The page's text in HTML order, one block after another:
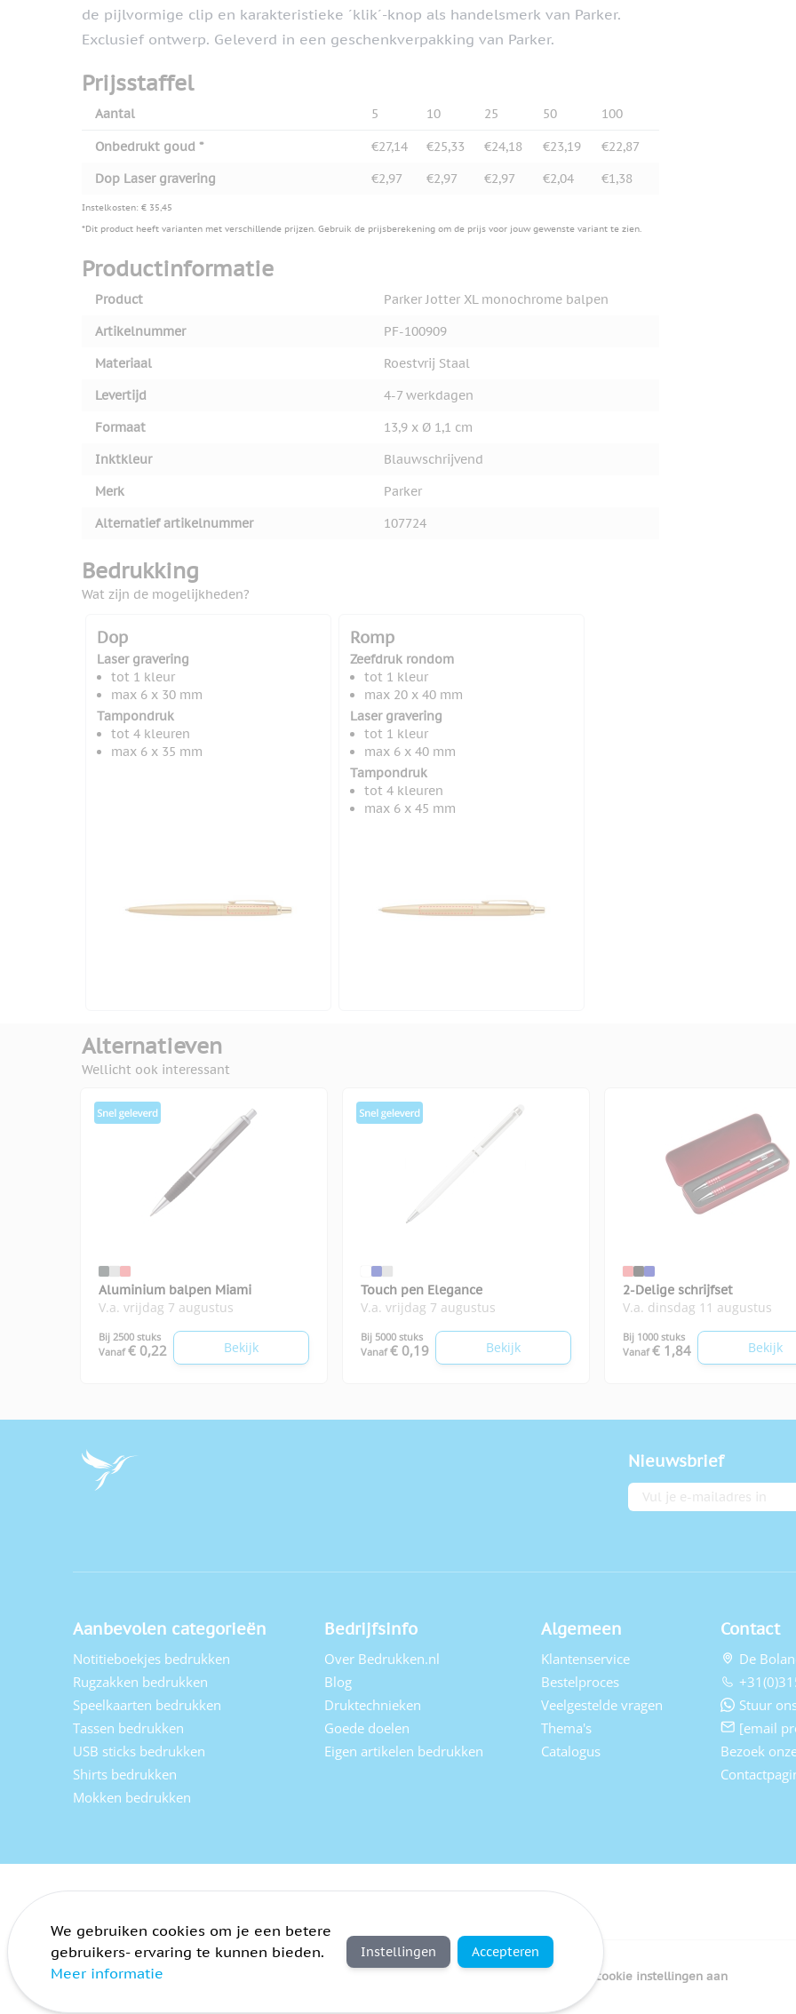
de pijlvormige clip en karakteristieke ´klik´-knop als handelsmerk van Parker.
Exclusief ontwerp. Geleverd in een geschenkverpakking van Parker.
Prijsstaffel
Aantal 5 10 25 50 100
Onbedrukt goud * €27,14 €25,33 €24,18 €23,19
€22,87
Dop Laser gravering
€2,97 €2,97 €2,97 €2,04 €1,38
Instelkosten: € 35,45
*Dit product heeft varianten met verschillende prijzen. Gebruik de prijsberekening om de prijs voor jouw gewenste variant te zien.
Productinformatie
Product
Parker Jotter XL monochrome balpen
Artikelnummer
PF-100909
Materiaal
Roestvrij Staal
Levertijd
4-7 werkdagen
Formaat
13,9 x Ø 1,1 cm
Inktkleur
Blauwschrijvend
Merk
Parker
Alternatief artikelnummer
107724
Bedrukking
Wat zijn de mogelijkheden?
Dop
Laser gravering
tot 1 kleur
max 6 x 30 mm
Tampondruk
tot 4 kleuren
max 6 x 35 mm
Romp
Zeefdruk rondom
tot 1 kleur
max 20 x 40 mm
Laser gravering
tot 1 kleur
max 6 x 40 mm
Tampondruk
tot 4 kleuren
max 6 x 45 mm
Alternatieven
Wellicht ook interessant
Aluminium balpen Miami
V.a. vrijdag 7 augustus
Bij 2500 stuks
Vanaf € 0,22 Bekijk
Touch pen Elegance
V.a. vrijdag 7 augustus
Bij 5000 stuks
Vanaf € 0,19 Bekijk
2-Delige schrijfset
V.a. dinsdag 11 augustus
Bij 1000 stuks
Vanaf € 1,84 Bekijk
Nieuwsbrief
E-mailadres
Aanbevolen categorieën
Notitieboekjes bedrukken
Rugzakken bedrukken
Speelkaarten bedrukken
Tassen bedrukken
USB sticks bedrukken
Shirts bedrukken
Mokken bedrukken
Bedrijfsinfo
Over Bedrukken.nl
Blog
Druktechnieken
Goede doelen
Eigen artikelen bedrukken
Algemeen
Klantenservice
Bestelproces
Veelgestelde vragen
Thema's
Catalogus
Contact
De
Stuur
[email
Bezoek
Algemene voorwaarden Pas cookie instellingen aan
We gebruiken cookies om je een betere
gebruikers- ervaring te kunnen bieden.
Meer informatie
Instellingen Accepteren